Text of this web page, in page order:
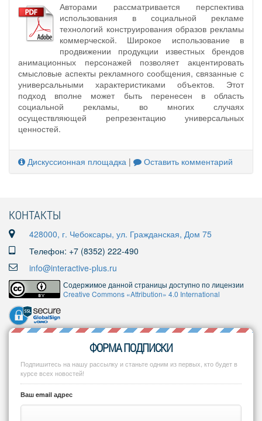
Авторами рассматривается перспектива
использования в социальной рекламе
технологий конструирования образов рекламы
коммерческой. Широкое использование в
продвижении продукции известных брендов
анимационных персонажей позволяет акцентировать
смысловые аспекты рекламного сообщения, связанные с
универсальными характеристиками объектов. Этот
подход вполне может быть перенесен в область
социальной рекламы, во многих случаях
осуществляющей репрезентацию универсальных
ценностей.
Дискуссионная площадка | Оставить комментарий
КОНТАКТЫ
428000, г. Чебоксары, ул. Гражданская, Дом 75
Телефон: +7 (8352) 222-490
info@interactive-plus.ru
Содержимое данной страницы доступно по лицензии
Creative Commons «Attribution» 4.0 International
ФОРМА ПОДПИСКИ
Подпишитесь на нашу рассылку и станьте одним из первых, кто будет в
курсе всех новостей!
Ваш email адрес